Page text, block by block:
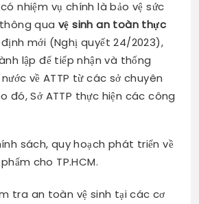
có nhiệm vụ chính là bảo vệ sức
qua vệ sinh an toàn thực
mới (Nghị quyết 24/2023),
lập để tiếp nhận và thống
về ATTP từ các sở chuyên
đó, Sở ATTP thực hiện các công
sách, quy hoạch phát triển về
cho TP.HCM.
tra an toàn vệ sinh tại các cơ